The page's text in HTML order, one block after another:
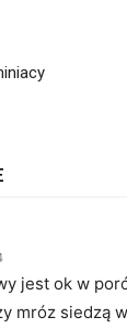
jest ok w
mróz siedzą